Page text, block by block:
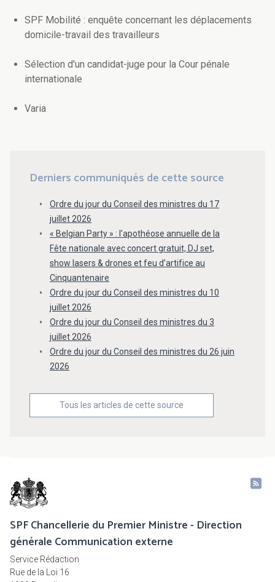
SPF Mobilité : enquête concernant les déplacements
domicile-travail des travailleurs
Sélection d'un candidat-juge pour la Cour pénale
internationale
Varia
Derniers communiqués de cette source
Ordre du jour du Conseil des ministres du 17
juillet 2026
« Belgian Party » : l’apothéose annuelle de la
Fête nationale avec concert gratuit, DJ set,
show lasers & drones et feu d’artifice au
Cinquantenaire
Ordre du jour du Conseil des ministres du 10
juillet 2026
Ordre du jour du Conseil des ministres du 3
juillet 2026
Ordre du jour du Conseil des ministres du 26 juin
2026
Tous les articles de cette source
SPF Chancellerie du Premier Ministre - Direction
générale Communication externe
Service Rédaction
Rue de la Loi 16